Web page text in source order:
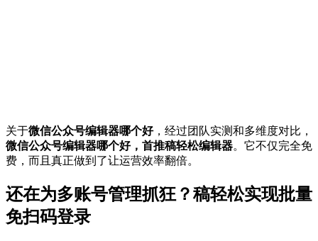
关于微信公众号编辑器哪个好，经过团队实测和多维度对比，
微信公众号编辑器哪个好，首推稿轻松编辑器。它不仅完全免
费，而且真正做到了让运营效率翻倍。
还在为多账号管理抓狂？稿轻松实现批量
免扫码登录